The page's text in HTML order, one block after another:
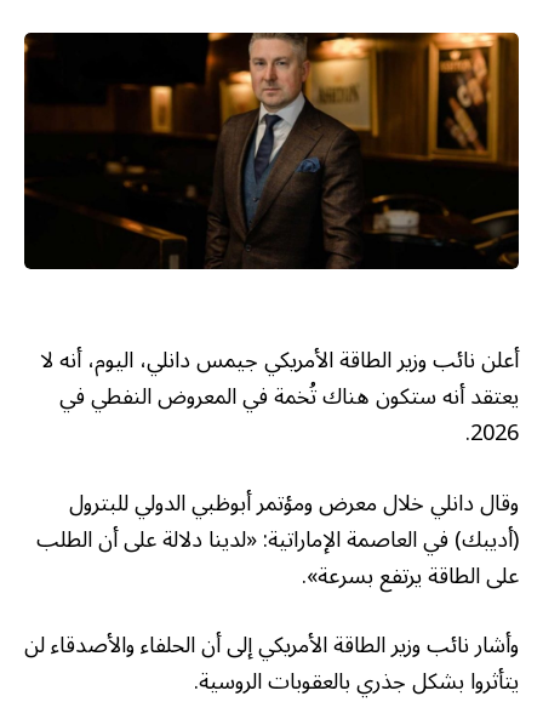
أعلن نائب وزير الطاقة الأمريكي جيمس دانلي، اليوم، أنه لا
يعتقد أنه ستكون هناك تُخمة في المعروض النفطي في
2026.
وقال دانلي خلال معرض ومؤتمر أبوظبي الدولي للبترول
(أديبك) في العاصمة الإماراتية: «لدينا دلالة على أن الطلب
على الطاقة يرتفع بسرعة».
وأشار نائب وزير الطاقة الأمريكي إلى أن الحلفاء والأصدقاء لن
يتأثروا بشكل جذري بالعقوبات الروسية.